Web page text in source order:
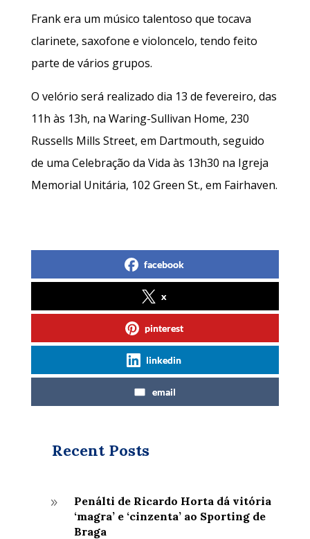
Frank era um músico talentoso que tocava
clarinete, saxofone e violoncelo, tendo feito
parte de vários grupos.
O velório será realizado dia 13 de fevereiro, das
11h às 13h, na Waring-Sullivan Home, 230
Russells Mills Street, em Dartmouth, seguido
de uma Celebração da Vida às 13h30 na Igreja
Memorial Unitária, 102 Green St., em Fairhaven.
facebook
x
pinterest
linkedin
email
Recent Posts
9
Penálti de Ricardo Horta dá vitória
‘magra’ e ‘cinzenta’ ao Sporting de
Braga